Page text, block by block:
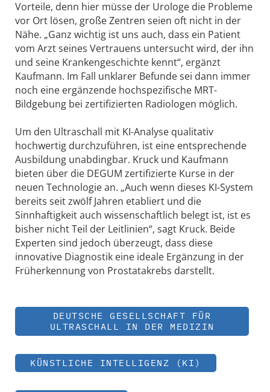
Vorteile, denn hier müsse der Urologe die Probleme
vor Ort lösen, große Zentren seien oft nicht in der
Nähe. „Ganz wichtig ist uns auch, dass ein Patient
vom Arzt seines Vertrauens untersucht wird, der ihn
und seine Krankengeschichte kennt“, ergänzt
Kaufmann. Im Fall unklarer Befunde sei dann immer
noch eine ergänzende hochspezifische MRT-
Bildgebung bei zertifizierten Radiologen möglich.
Um den Ultraschall mit KI-Analyse qualitativ
hochwertig durchzuführen, ist eine entsprechende
Ausbildung unabdingbar. Kruck und Kaufmann
bieten über die DEGUM zertifizierte Kurse in der
neuen Technologie an. „Auch wenn dieses KI-System
bereits seit zwölf Jahren etabliert und die
Sinnhaftigkeit auch wissenschaftlich belegt ist, ist es
bisher nicht Teil der Leitlinien“, sagt Kruck. Beide
Experten sind jedoch überzeugt, dass diese
innovative Diagnostik eine ideale Ergänzung in der
Früherkennung von Prostatakrebs darstellt.
DEUTSCHE GESELLSCHAFT FÜR
ULTRASCHALL IN DER MEDIZIN
KÜNSTLICHE INTELLIGENZ (KI)